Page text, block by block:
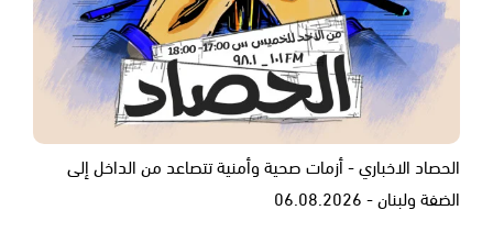
الحصاد الاخباري - أزمات صحية وأمنية تتصاعد من الداخل إلى
الضفة ولبنان - 06.08.2026